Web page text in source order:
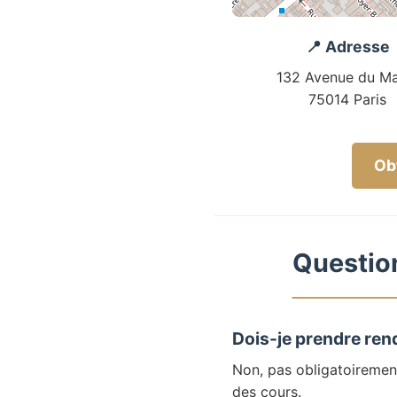
📍 Adresse
132 Avenue du
75014 Paris
Dois-je prendre
Non, pas
des cours.